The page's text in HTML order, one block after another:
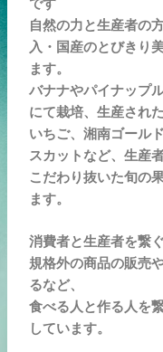
です
自然の力と生産者の
入・国産のとびきり
ます。
バナナやパイナップ
にて栽培、生産され
いちご、湘南ゴール
スカットなど、生産
こだわり抜いた旬の
ます。
消費者と生産者を繋ぐ
規格外の商品の販売
るなど、
食べる人と作る人を
しています。